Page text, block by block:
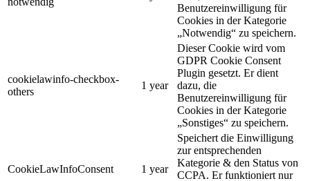
Benutzereinwilligung für
Cookies in der Kategorie
„Notwendig“ zu speichern.
cookielawinfo-checkbox-
others
1 year
Dieser Cookie wird vom
GDPR Cookie Consent
Plugin gesetzt. Er dient
dazu, die
Benutzereinwilligung für
Cookies in der Kategorie
„Sonstiges“ zu speichern.
CookieLawInfoConsent 1 year
Speichert die Einwilligung
zur entsprechenden
Kategorie & den Status von
CCPA. Er funktioniert nur